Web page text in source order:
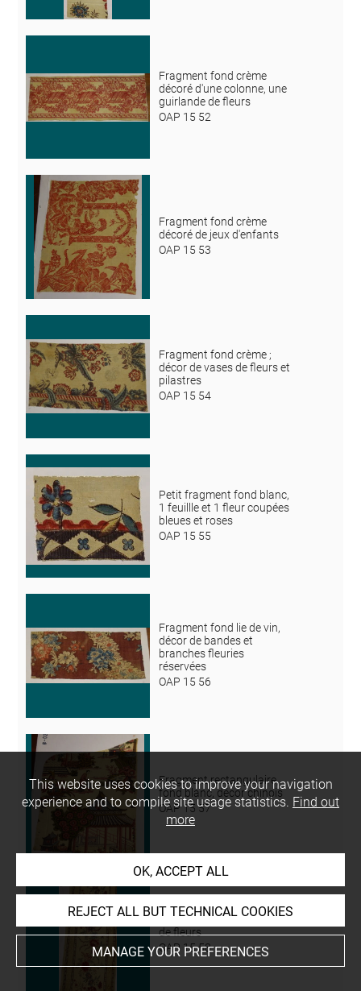
Fragment fond crème
décoré d'une colonne, une
guirlande de fleurs
OAP 15 52
Fragment fond crème
décoré de jeux d'enfants
OAP 15 53
Fragment fond crème ;
décor de vases de fleurs et
pilastres
OAP 15 54
Petit fragment fond blanc,
1 feuillle et 1 fleur coupées
bleues et roses
OAP 15 55
Fragment fond lie de vin,
décor de bandes et
branches fleuries
réservées
OAP 15 56
Fragment rectangulaire,
fond blanc, décor chinois
OAP 15 57
Bande à fond blanc décoré
de fleurs
OAP 15 58
This website uses cookies to improve your navigation
experience and to compile site usage statistics. Find out
more
OK, ACCEPT ALL
REJECT ALL BUT TECHNICAL COOKIES
MANAGE YOUR PREFERENCES